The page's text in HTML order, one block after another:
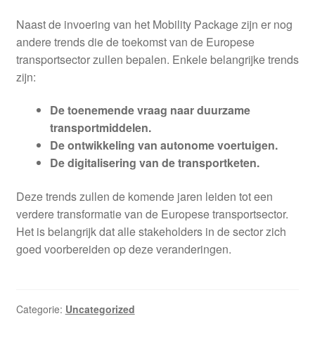
Naast de invoering van het Mobility Package zijn er nog
andere trends die de toekomst van de Europese
transportsector zullen bepalen. Enkele belangrijke trends
zijn:
De toenemende vraag naar duurzame
transportmiddelen.
De ontwikkeling van autonome voertuigen.
De digitalisering van de transportketen.
Deze trends zullen de komende jaren leiden tot een
verdere transformatie van de Europese transportsector.
Het is belangrijk dat alle stakeholders in de sector zich
goed voorbereiden op deze veranderingen.
Categorie: Uncategorized